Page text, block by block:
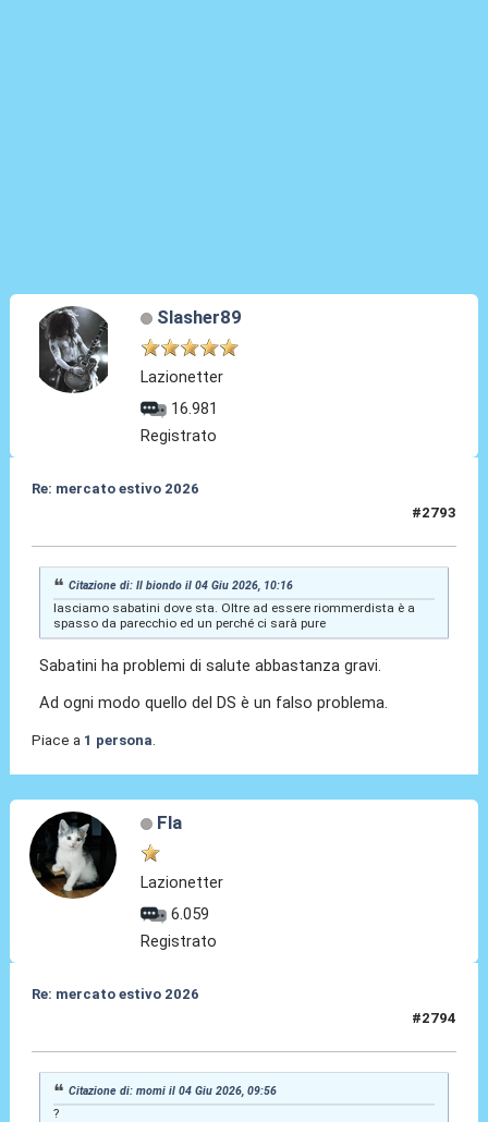
Slasher89
Lazionetter
16.981
Registrato
Re: mercato estivo 2026
#2793
Citazione di: Il biondo il 04 Giu 2026, 10:16
lasciamo sabatini dove sta. Oltre ad essere riommerdista è a
spasso da parecchio ed un perché ci sarà pure
Sabatini ha problemi di salute abbastanza gravi.
Ad ogni modo quello del DS è un falso problema.
Piace a 1 persona
Fla
Lazionetter
6.059
Registrato
Re: mercato estivo 2026
#2794
Citazione di: momi il 04 Giu 2026, 09:56
?